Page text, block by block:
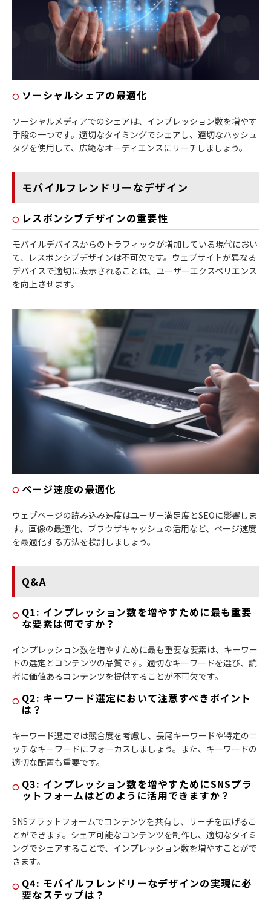
ソーシャルシェアの最適化
ソーシャルメディアでのシェアは、インプレッション数を増やす
手段の一つです。適切なタイミングでシェアし、適切なハッシュ
タグを使用して、広範なオーディエンスにリーチしましょう。
モバイルフレンドリーなデザイン
レスポンシブデザインの重要性
モバイルデバイスからのトラフィックが増加している現代におい
て、レスポンシブデザインは不可欠です。ウェブサイトが異なる
デバイスで適切に表示されることは、ユーザーエクスペリエンス
を向上させます。
ページ速度の最適化
ウェブページの読み込み速度はユーザー満足度とSEOに影響しま
す。画像の最適化、ブラウザキャッシュの活用など、ページ速度
を最適化する方法を検討しましょう。
Q&A
Q1: インプレッション数を増やすために最も重要
な要素は何ですか？
インプレッション数を増やすために最も重要な要素は、キーワー
ドの選定とコンテンツの品質です。適切なキーワードを選び、読
者に価値あるコンテンツを提供することが不可欠です。
Q2: キーワード選定において注意すべきポイント
は？
キーワード選定では競合度を考慮し、長尾キーワードや特定のニ
ッチなキーワードにフォーカスしましょう。また、キーワードの
適切な配置も重要です。
Q3: インプレッション数を増やすためにSNSプラ
ットフォームはどのように活用できますか？
SNSプラットフォームでコンテンツを共有し、リーチを広げるこ
とができます。シェア可能なコンテンツを制作し、適切なタイミ
ングでシェアすることで、インプレッション数を増やすことがで
きます。
Q4: モバイルフレンドリーなデザインの実現に必
要なステップは？